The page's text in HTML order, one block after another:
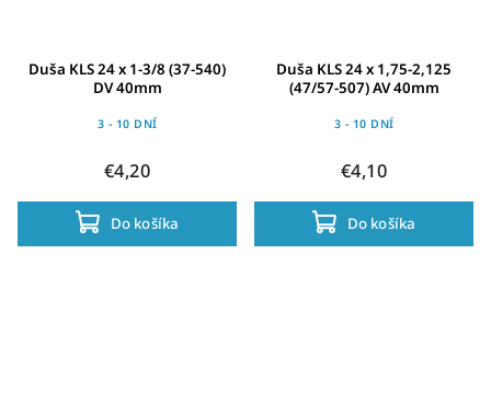
Duša KLS 24 x 1-3/8 (37-540)
DV 40mm
3 - 10 DNÍ
€4,20
Do košíka
Duša KLS 24 x 1,75-2,125
(47/57-507) AV 40mm
3 - 10 DNÍ
€4,10
Do košíka